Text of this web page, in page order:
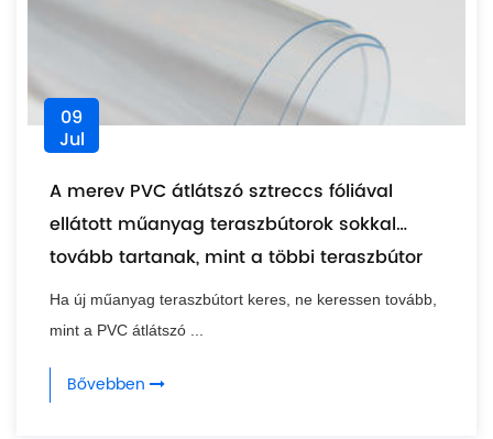
09
Jul
A merev PVC átlátszó sztreccs fóliával
ellátott műanyag teraszbútorok sokkal
tovább tartanak, mint a többi teraszbútor
Ha új műanyag teraszbútort keres, ne keressen tovább,
mint a PVC átlátszó ...
Bővebben